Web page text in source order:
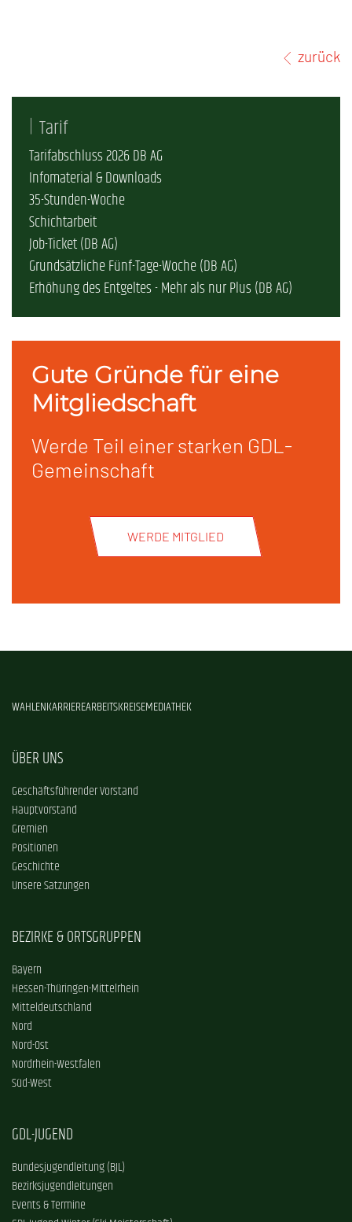
zurück
Tarif
Tarifabschluss 2026 DB AG
Infomaterial & Downloads
35-Stunden-Woche
Schichtarbeit
Job-Ticket (DB AG)
Grundsätzliche Fünf-Tage-Woche (DB AG)
Erhöhung des Entgeltes - Mehr als nur Plus (DB AG)
Gute Gründe für eine
Mitgliedschaft
Werde Teil einer starken GDL-
Gemeinschaft
WERDE MITGLIED
WAHLENKARRIEREARBEITSKREISEMEDIATHEK
ÜBER UNS
Geschäftsführender Vorstand
Hauptvorstand
Gremien
Positionen
Geschichte
Unsere Satzungen
BEZIRKE & ORTSGRUPPEN
Bayern
Hessen-Thüringen-Mittelrhein
Mitteldeutschland
Nord
Nord-Ost
Nordrhein-Westfalen
Süd-West
GDL-JUGEND
Bundesjugendleitung (BJL)
Bezirksjugendleitungen
Events & Termine